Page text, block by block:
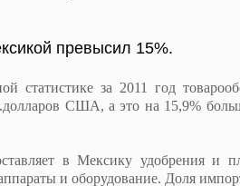
превысил 15%.
статистике за 2011 год
США, а это на 15,9%
в Мексику удобрения и
и оборудование. Доля